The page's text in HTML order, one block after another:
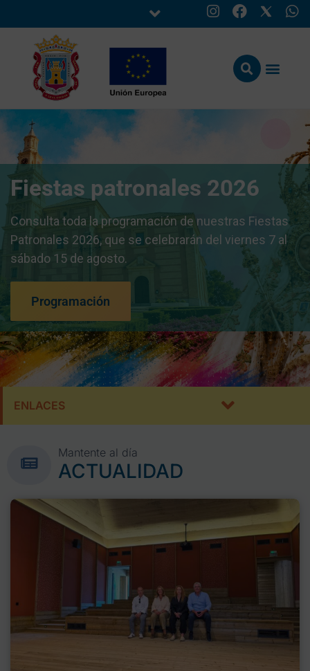
Fiestas patronales 2026
Consulta toda la programación de nuestras Fiestas
Patronales 2026, que se celebrarán del viernes 7 al
sábado 15 de agosto.
Programación
ENLACES
Mantente al día
ACTUALIDAD